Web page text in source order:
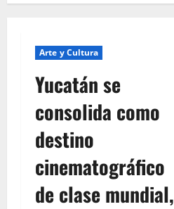
Arte y Cultura
Yucatán se
consolida como
destino
cinematográfico
de clase mundial,